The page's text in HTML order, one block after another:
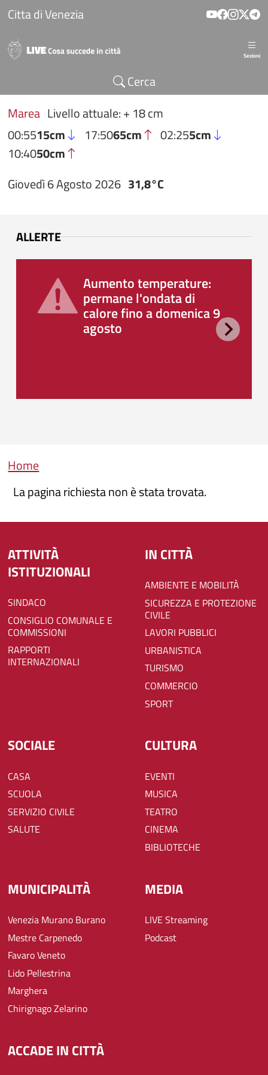
Salta al contenuto principale
Citta di Venezia
Sezioni
Cerca
Marea Livello attuale: + 18 cm
00:5515cm 17:5065cm 02:255cm
10:4050cm
Giovedì 6 Agosto 2026 31,8°C
ALLERTE
Aumento temperature:
permane l'ondata di
calore fino a domenica 9
agosto
Briciole di pane
Home
La pagina richiesta non è stata trovata.
ATTIVITÀ
ISTITUZIONALI
SINDACO
CONSIGLIO COMUNALE E
COMMISSIONI
RAPPORTI
INTERNAZIONALI
IN CITTÀ
AMBIENTE E MOBILITÀ
SICUREZZA E PROTEZIONE
CIVILE
LAVORI PUBBLICI
URBANISTICA
TURISMO
COMMERCIO
SPORT
SOCIALE
CASA
SCUOLA
SERVIZIO CIVILE
SALUTE
CULTURA
EVENTI
MUSICA
TEATRO
CINEMA
BIBLIOTECHE
MUNICIPALITÀ
Venezia Murano Burano
Mestre Carpenedo
Favaro Veneto
Lido Pellestrina
Marghera
Chirignago Zelarino
MEDIA
LIVE Streaming
Podcast
ACCADE IN CITTÀ